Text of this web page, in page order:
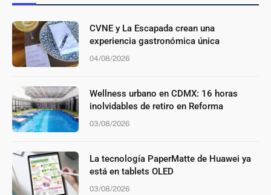
CVNE y La Escapada crean una
experiencia gastronómica única
04/08/2026
Wellness urbano en CDMX: 16 horas
inolvidables de retiro en Reforma
03/08/2026
La tecnología PaperMatte de Huawei ya
está en tablets OLED
03/08/2026